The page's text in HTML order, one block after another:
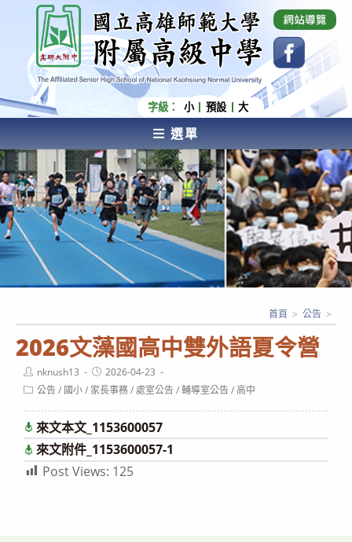
內
容
國立高雄師範大學附屬高級中學 Affiliated Senior
High School of National Kaohsiung Normal
University
字級： 小 預設 大
選單
AFFILIATED SENIOR HIGH SCHOOL OF NATIONAL
KAOHSIUNG NORMAL UNIVERSITY
2026文藻國高中雙外語夏令營
首頁 > 公告 >
Post
author:
nknush13
Post
published:
2026-04-23
Post公告/ 國小/ 家長事務/處室公告/輔導室公告/高中
來文本文_1153600057
來文附件_1153600057-1
Post Views: 125